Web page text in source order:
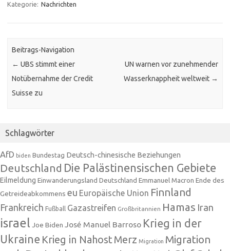
Kategorie: Nachrichten
Beitrags-Navigation
← UBS stimmt einer
Notübernahme der Credit
Suisse zu
UN warnen vor zunehmender
Wasserknappheit weltweit →
Schlagwörter
AfD biden Bundestag Deutsch-chinesische Beziehungen
Deutschland Die Palästinensischen Gebiete
Eilmeldung Einwanderungsland Deutschland Emmanuel Macron Ende des
Getreideabkommens eu Europäische Union Finnland
Frankreich Fußball Gazastreifen Großbritannien Hamas Iran
israel Joe Biden José Manuel Barroso Krieg in der
Ukraine Krieg in NahostMerz Migration Migration